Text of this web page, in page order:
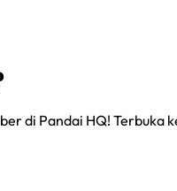
di Pandai HQ! Terbuka